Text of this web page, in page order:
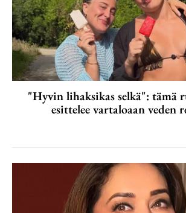
"Hyvin lihaksikas selkä": tämä
esittelee vartaloaan veden